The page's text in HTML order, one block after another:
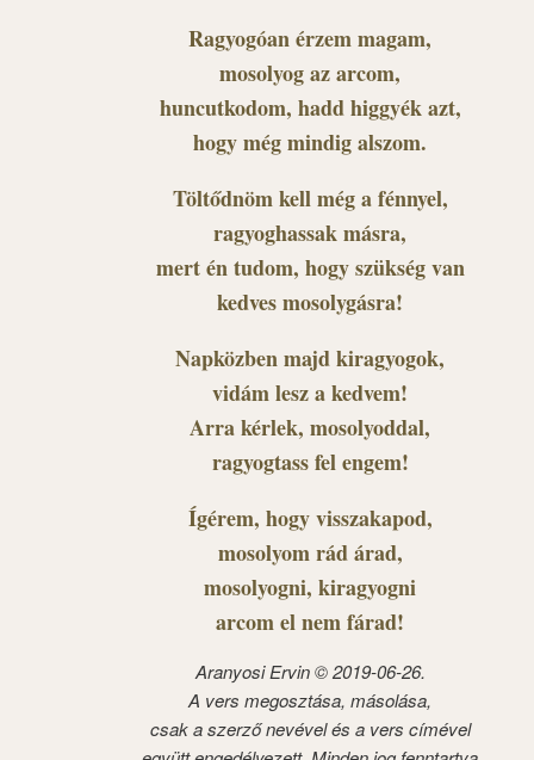
Ragyogóan érzem magam,
mosolyog az arcom,
huncutkodom, hadd higgyék azt,
hogy még mindig alszom.
Töltődnöm kell még a fénnyel,
ragyoghassak másra,
mert én tudom, hogy szükség van
kedves mosolygásra!
Napközben majd kiragyogok,
vidám lesz a kedvem!
Arra kérlek, mosolyoddal,
ragyogtass fel engem!
Ígérem, hogy visszakapod,
mosolyom rád árad,
mosolyogni, kiragyogni
arcom el nem fárad!
Aranyosi Ervin © 2019-06-26.
A vers megosztása, másolása,
csak a szerző nevével és a vers címével